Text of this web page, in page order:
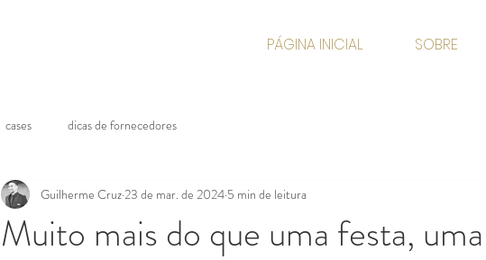
PÁGINA INICIAL SOBRE
cases dicas de fornecedores
Muito mais do que uma festa,
Guilherme Cruz 23 de mar. de 2024 5 min de leitura